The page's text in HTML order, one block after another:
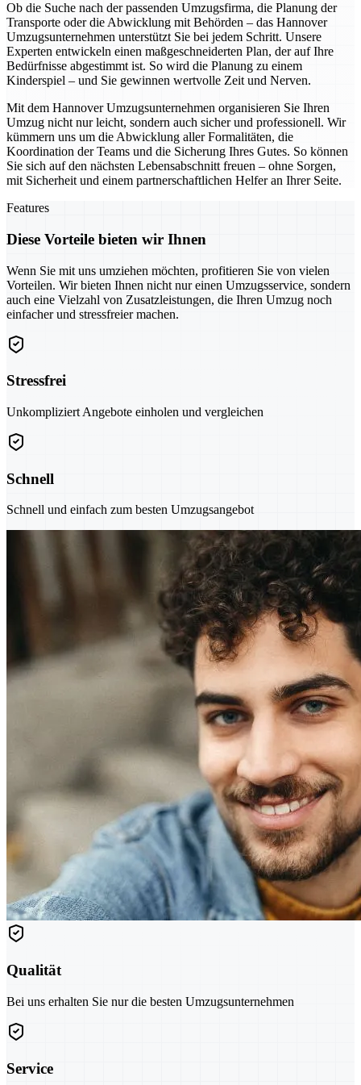
Ob die Suche nach der passenden Umzugsfirma, die Planung der
Transporte oder die Abwicklung mit Behörden – das Hannover
Umzugsunternehmen unterstützt Sie bei jedem Schritt. Unsere
Experten entwickeln einen maßgeschneiderten Plan, der auf Ihre
Bedürfnisse abgestimmt ist. So wird die Planung zu einem
Kinderspiel – und Sie gewinnen wertvolle Zeit und Nerven.
Mit dem Hannover Umzugsunternehmen organisieren Sie Ihren
Umzug nicht nur leicht, sondern auch sicher und professionell. Wir
kümmern uns um die Abwicklung aller Formalitäten, die
Koordination der Teams und die Sicherung Ihres Gutes. So können
Sie sich auf den nächsten Lebensabschnitt freuen – ohne Sorgen,
mit Sicherheit und einem partnerschaftlichen Helfer an Ihrer Seite.
Features
Diese Vorteile bieten wir Ihnen
Wenn Sie mit uns umziehen möchten, profitieren Sie von vielen
Vorteilen. Wir bieten Ihnen nicht nur einen Umzugsservice, sondern
auch eine Vielzahl von Zusatzleistungen, die Ihren Umzug noch
einfacher und stressfreier machen.
Stressfrei
Unkompliziert Angebote einholen und vergleichen
Schnell
Schnell und einfach zum besten Umzugsangebot
Qualität
Bei uns erhalten Sie nur die besten Umzugsunternehmen
Service